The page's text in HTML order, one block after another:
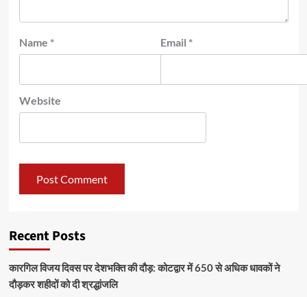
Name * Email *
Website
Recent Posts
कारगिल विजय दिवस पर देशभक्ति की दौड़: कोटद्वार में 650 से अधिक धावकों ने
दौड़कर शहीदों को दी श्रद्धांजलि